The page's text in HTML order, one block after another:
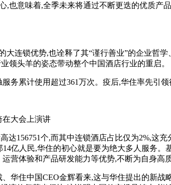
意味着,全季未来将通过不断更迭的优质产
锁优势,也诠释了其“谨行善业”的企业哲学
领头羊的姿态带动整个中国酒店行业的重启。
累计使用超过361万次。疫后,华住率先引
大会上演讲
156751个,而其中连锁酒店占比仅为2%,这
亿人民,华住的初心就是要为绝大多人服务。
营体验和产品研发能力等优势,不断为自身高
住中国CEO金辉看来,这与华住提出的新战